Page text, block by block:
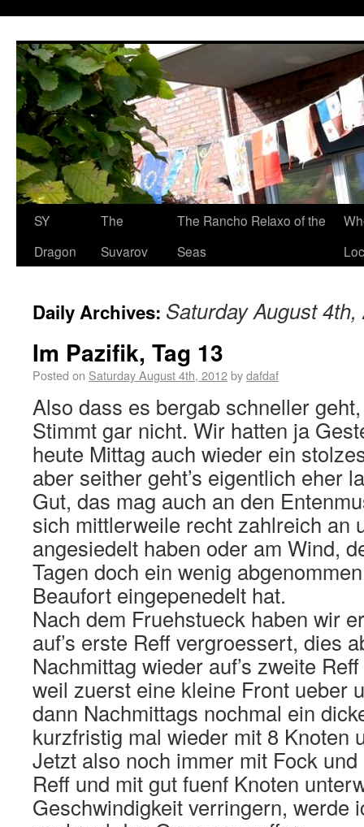
SY
Dragon
The
Suvarov
The Rancho Relaxo of the
Seas
Daily Archives: Saturday August 4th,
Im Pazifik, Tag 13
Posted on Saturday August 4th, 2012bydafdaf
Also dass es bergab schneller
Stimmt gar nicht. Wir hatten ja
heute Mittag auch wieder ein
aber seither geht’s eigentlich eher
Gut, das mag auch an den
sich mittlerweile recht zahlreich an
angesiedelt haben oder am Wind,
Tagen doch ein wenig
Beaufort eingepenedelt hat.
Nach dem Fruehstueck haben wir
auf’s erste Reff vergroessert, dies
Nachmittag wieder auf’s zweite
weil zuerst eine kleine Front ueber
dann Nachmittags nochmal ein
kurzfristig mal wieder mit 8 Knoten
Jetzt also noch immer mit Fock
Reff und mit gut fuenf Knoten
Geschwindigkeit verringern, werde